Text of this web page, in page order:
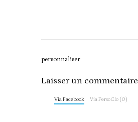
Post
personnaliser
Laisser un commentaire
Via Facebook Via PersoClo (0)